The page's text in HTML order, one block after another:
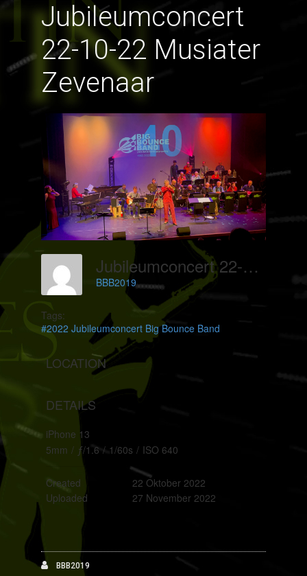
Jubileumconcert
22-10-22 Musiater
Zevenaar
Jubileumconcert 22-10-22 Musiater Zevenaar
BBB2019
Tags:
#2022 Jubileumconcert Big Bounce Band
LOCATION
DETAILS
iPhone 13
5mm / ƒ/1.6 / 1/60s / ISO 640
Created
22 Oktober 2022
Uploaded
27 November 2022
BBB2019